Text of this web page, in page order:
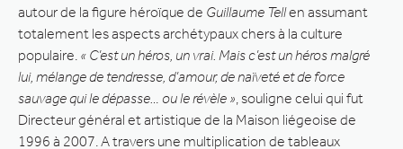
autour de la figure héroïque de Guillaume Tellen assumant
totalement les aspects archétypaux chers à la culture
populaire. « C’est un héros, un vrai. Mais c’est un héros malgré
lui, mélange de tendresse, d’amour, de naïveté et de force
sauvage qui le dépasse… ou le révèle » , souligne celui qui fut
Directeur général et artistique de la Maison liégeoise de
1996 à 2007. A travers une multiplication de tableaux